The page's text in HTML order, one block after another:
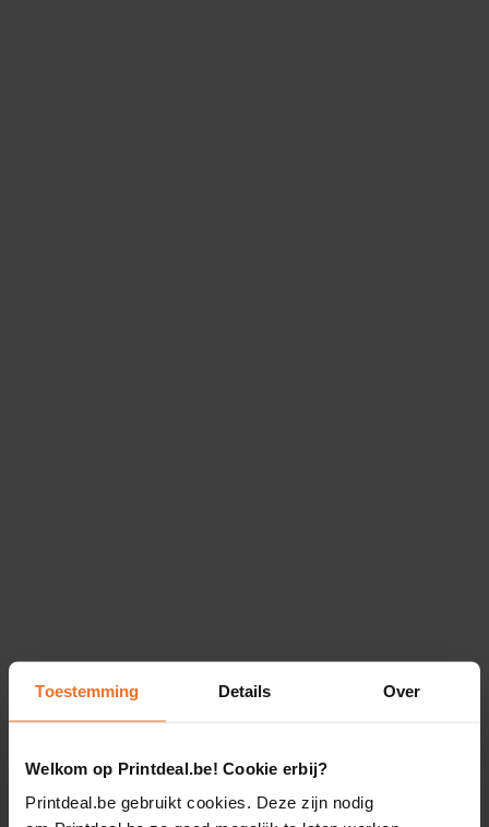
Toestemming Details Over
Welkom op Printdeal.be! Cookie erbij?
Printdeal.be gebruikt cookies. Deze zijn nodig